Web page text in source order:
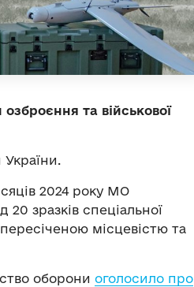
та військової
2024 року МО
20 зразків спеціальної
місцевістю та
оборони оголосило про